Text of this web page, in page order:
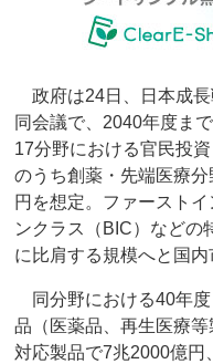
政府は24日、日本成長
同会議で、2040年度ま
17分野における官民投
のうち創薬・先端医療
円を想定。ファースト
ンクラス（BIC）などの
に比肩する規模へと国内
同分野における40年
品（医薬品、再生医療
対応製品で7兆2000億円